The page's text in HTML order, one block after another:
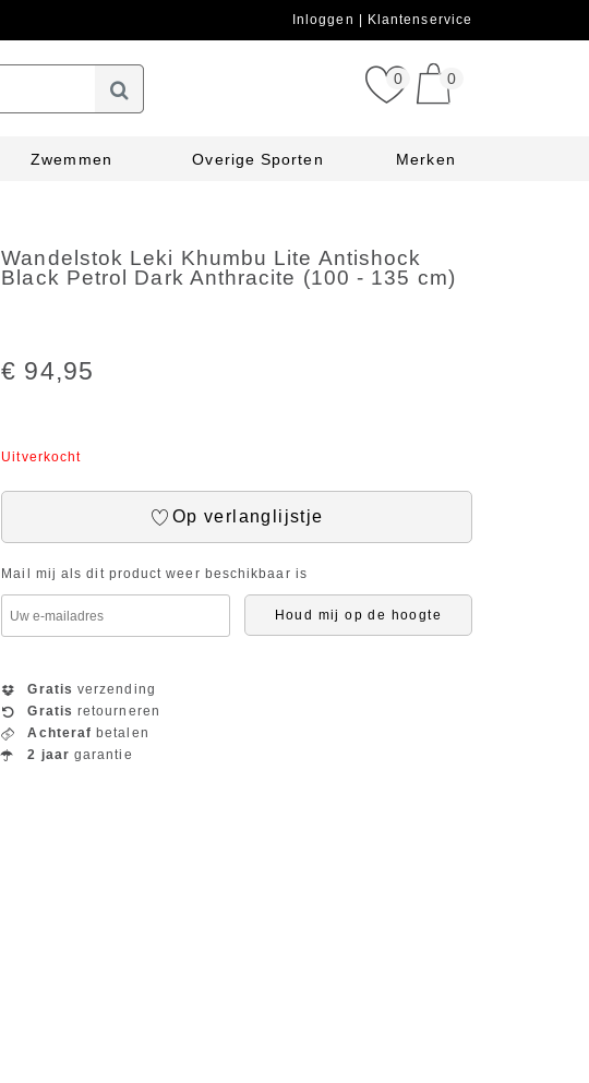
Inloggen Klantenservice
0 0
Zwemmen Overige Sporten Merken
Wandelstok Leki Khumbu Lite Antishock
Black Petrol Dark Anthracite (100 - 135 cm)
€ 94,95
Uitverkocht
Op verlanglijstje
Mail mij als dit product weer beschikbaar is
Houd mij op de hoogte
Gratis verzending
Gratis retourneren
Achteraf betalen
2 jaar garantie